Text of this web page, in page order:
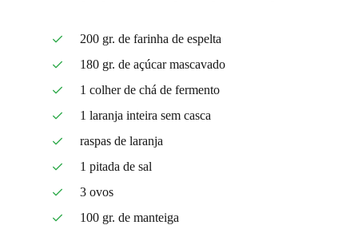
200 gr. de farinha de espelta
180 gr. de açúcar mascavado
1 colher de chá de fermento
1 laranja inteira sem casca
raspas de laranja
1 pitada de sal
3 ovos
100 gr. de manteiga